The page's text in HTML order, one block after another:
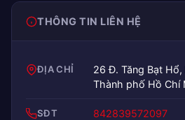
THÔNG TIN LIÊN HỆ
ĐỊA CHỈ
26 Đ. Tăng Bạt
Thành phố Hồ Chí
SĐT 842839572097